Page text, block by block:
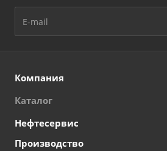
Компания
Каталог
Нефтесервис
Производство